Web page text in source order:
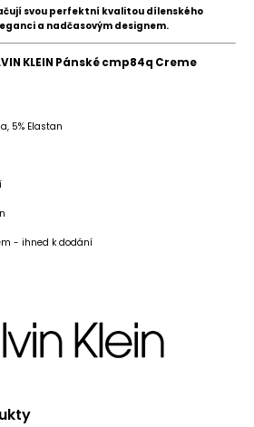
svou perfektní kvalitou dílenského
a nadčasovým designem.
KLEIN Pánské cmp84q Creme
5% Elastan
- ihned k dodání